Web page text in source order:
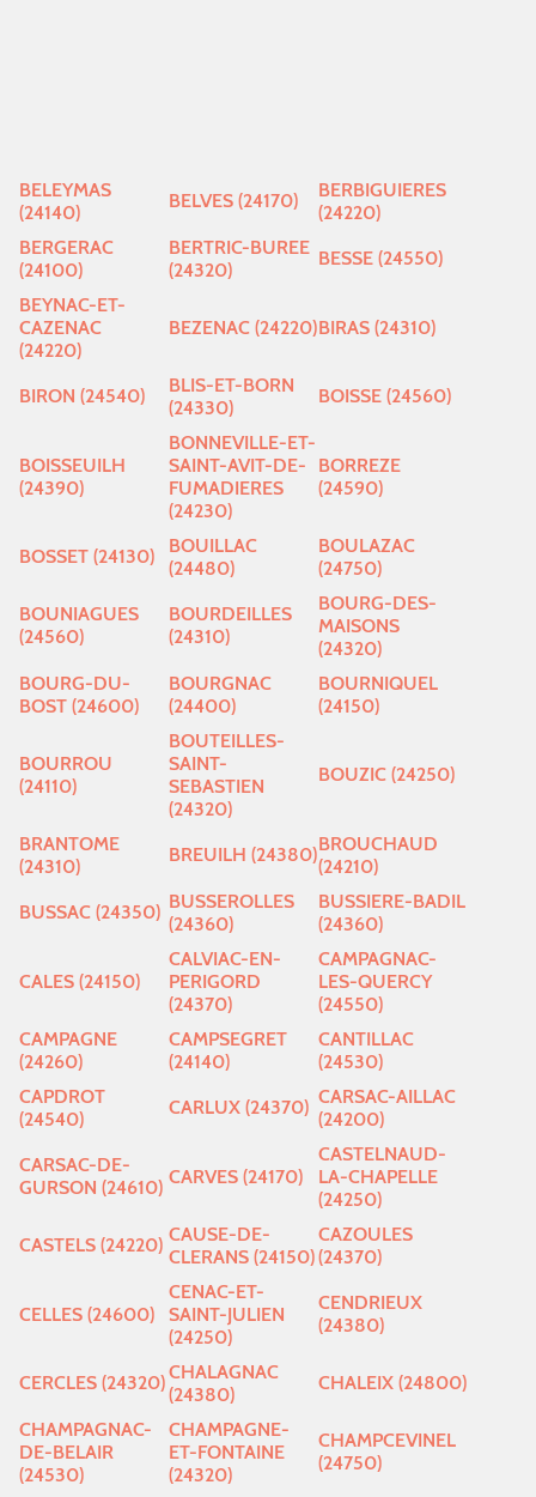
BELEYMAS
(24140)
BELVES (24170)
BERBIGUIERES
(24220)
BERGERAC
(24100)
BERTRIC-BUREE
(24320)
BESSE (24550)
BEYNAC-ET-
CAZENAC
(24220)
BEZENAC (24220)BIRAS (24310)
BIRON (24540)
BLIS-ET-BORN
(24330)
BOISSE (24560)
BOISSEUILH
(24390)
BONNEVILLE-ET-
SAINT-AVIT-DE-
FUMADIERES
(24230)
BORREZE
(24590)
BOSSET (24130)
BOUILLAC
(24480)
BOULAZAC
(24750)
BOUNIAGUES
(24560)
BOURDEILLES
(24310)
BOURG-DES-
MAISONS
(24320)
BOURG-DU-
BOST (24600)
BOURGNAC
(24400)
BOURNIQUEL
(24150)
BOURROU
(24110)
BOUTEILLES-
SAINT-
SEBASTIEN
(24320)
BOUZIC (24250)
BRANTOME
(24310)
BREUILH (24380)BROUCHAUD
(24210)
BUSSAC (24350) BUSSEROLLES
(24360)
BUSSIERE-BADIL
(24360)
CALES (24150)
CALVIAC-EN-
PERIGORD
(24370)
CAMPAGNAC-
LES-QUERCY
(24550)
CAMPAGNE
(24260)
CAMPSEGRET
(24140)
CANTILLAC
(24530)
CAPDROT
(24540)
CARLUX (24370) CARSAC-AILLAC
(24200)
CARSAC-DE-
GURSON (24610) CARVES (24170)
CASTELNAUD-
LA-CHAPELLE
(24250)
CASTELS (24220) CAUSE-DE-
CLERANS (24150)
CAZOULES
(24370)
CELLES (24600)
CENAC-ET-
SAINT-JULIEN
(24250)
CENDRIEUX
(24380)
CERCLES (24320)CHALAGNAC
(24380)
CHALEIX (24800)
CHAMPAGNAC-
DE-BELAIR
(24530)
CHAMPAGNE-
ET-FONTAINE
(24320)
CHAMPCEVINEL
(24750)